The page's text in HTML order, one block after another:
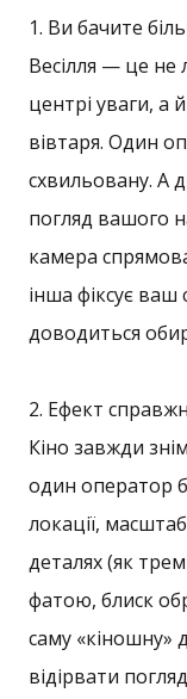
1. Ви бачите
Весілля — це не
центрі уваги, а
вівтаря. Один
схвильовану. А
погляд вашого
камера
інша фіксує
доводиться
2. Ефект
Кіно завжди
один оператор
локації,
деталях (як
фатою, блиск
саму «кіношну»
відірвати